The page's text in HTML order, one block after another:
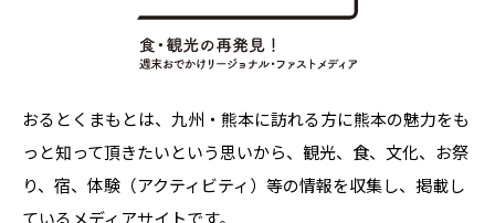
おるとくまもとは、九州・熊本に訪れる方に熊本の魅力をも
っと知って頂きたいという思いから、観光、食、文化、お祭
り、宿、体験（アクティビティ）等の情報を収集し、掲載し
ているメディアサイトです。